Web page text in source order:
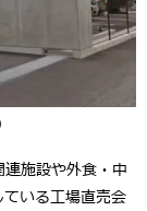
施設や外食・中
いる工場直売会